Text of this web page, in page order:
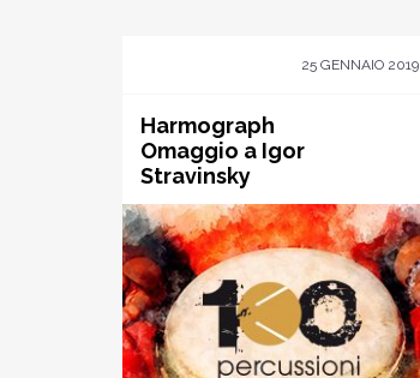
25 GENNAIO 2019
Harmograph
Omaggio a Igor
Stravinsky